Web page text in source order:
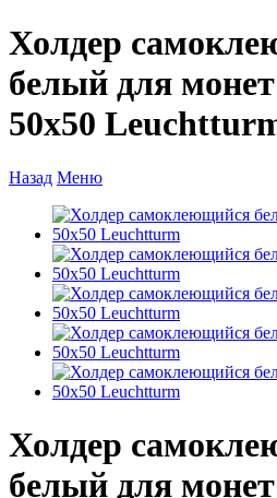
Холдер
белый для
50х50
Назад Меню
Холдер
белый для